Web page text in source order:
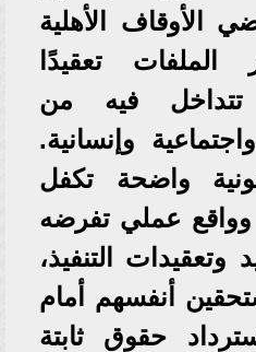
الأوقاف الأهلية
تعقيدًا
تتداخل فيه من
وإنسانية.
واضحة تكفل
وواقع عملي تفرضه
وتعقيدات التنفيذ،
أنفسهم أمام
حقوق ثابتة